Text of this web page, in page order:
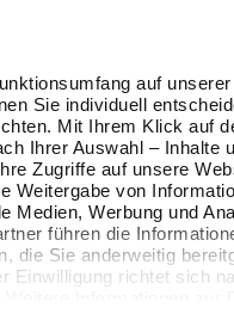
auf
Sie individuell
Mit Ihrem Klick auf
Ihrer Auswahl – Inhalte
Zugriffe auf unsere
Weitergabe von
Medien, Werbung und
führen die
die Sie anderweitig
Einwilligung richtet sich